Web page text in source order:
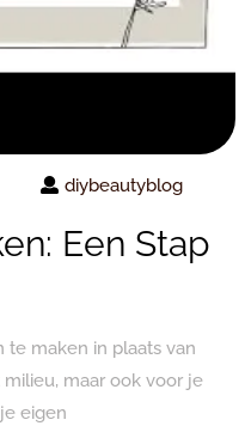
diybeautyblog
Een Stap
maken in plaats van
maar ook voor je
eigen